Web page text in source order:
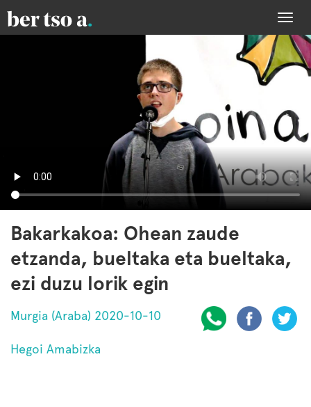
Bakarkakoa: Ohean zaude
etzanda, bueltaka eta bueltaka,
ezi duzu lorik egin
Murgia (Araba) 2020-10-10
Hegoi Amabizka